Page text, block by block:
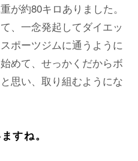
が約80キロありました。
、一念発起してダイエッ
ポーツジムに通うように
めて、せっかくだからボ
思い、取り組むようにな
すね。